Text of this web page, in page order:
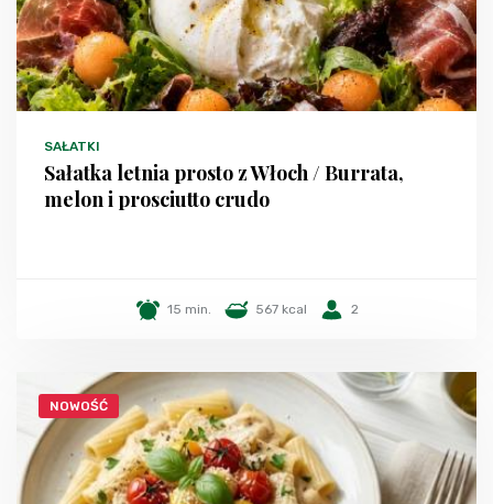
SAŁATKI
Sałatka letnia prosto z Włoch / Burrata,
melon i prosciutto crudo
15 min. 567 kcal 2
NOWOŚĆ